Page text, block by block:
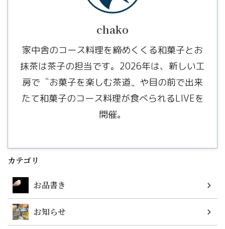
chako
家中舎のコース料理を締めくくる和菓子とお
抹茶は茶子の担当です。2026年は、新しい工
房で〝お菓子を楽しむ茶道〟や目の前で出来
たて和菓子のコース料理が食べられるLIVEを
開催。
カテゴリ
お品書き
お知らせ